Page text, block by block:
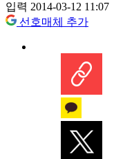
입력 2014-03-12 11:07
선호매체 추가